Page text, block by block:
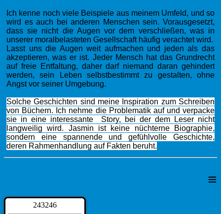
Ich kenne noch viele Beispiele aus meinem Umfeld, und so
wird es auch bei anderen Menschen sein. Vorausgesetzt,
dass sie nicht die Augen vor dem verschließen, was in
unserer moralbelasteten Gesellschaft häufig verachtet wird.
Lasst uns die Augen weit aufmachen und jeden als das
akzeptieren, was er ist. Jeder Mensch hat das Grundrecht
auf freie Entfaltung, daher darf niemand daran gehindert
werden, sein Leben selbstbestimmt zu gestalten, ohne
Angst vor seiner Umgebung.
Solche Geschichten sind meine Inspiration zum Schreiben
von Büchern. Ich nehme die Problematik auf und verpacke
sie in eine interessante Story, bei der dem Leser nicht
langweilig wird. Jasmin ist keine nüchterne Biographie,
sondern eine spannende und gefühlvolle Geschichte,
deren Rahmenhandlung auf Fakten beruht.
≡
243246